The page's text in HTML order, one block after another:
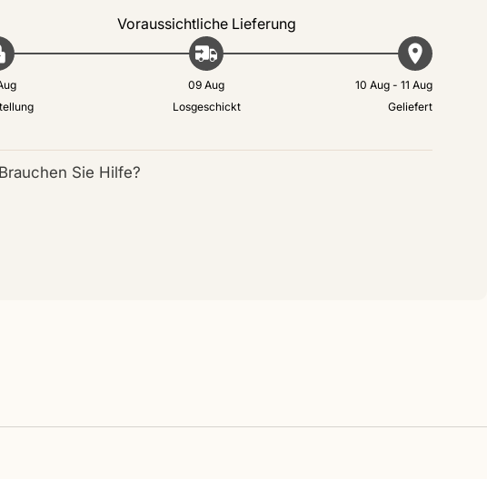
Voraussichtliche Lieferung
09 Aug
Losgeschickt
10 Aug - 11 Aug
Geliefert
Brauchen Sie Hilfe?